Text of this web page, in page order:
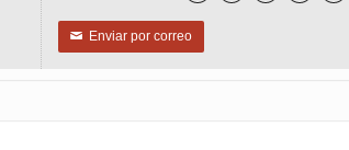
✉ Enviar por correo